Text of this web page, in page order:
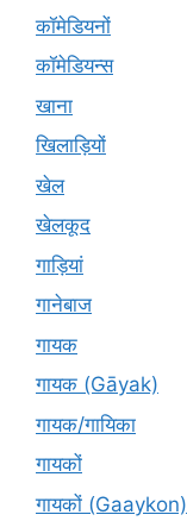
कॉमेडियनों
कॉमेडियन्स
खाना
खिलाड़ियों
खेल
खेलकूद
गाड़ियां
गानेबाज
गायक
गायक (Gāyak)
गायक/गायिका
गायकों
गायकों (Gaaykon)